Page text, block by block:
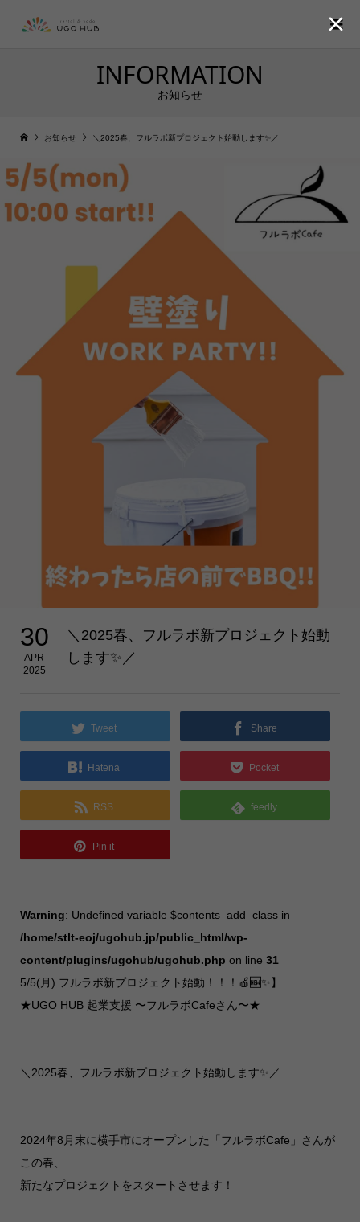
INFORMATION
お知らせ
お知らせ ＼2025春、フルラボ新プロジェクト始動します✨／
30
APR
2025
＼2025春、フルラボ新プロジェクト始動
します✨／
Tweet Share
Hatena Pocket
RSS feedly
Pin it
Warning: Undefined variable $contents_add_class in
/home/stlt-eoj/ugohub.jp/public_html/wp-
content/plugins/ugohub/ugohub.php on line 31
5/5(月) フルラボ新プロジェクト始動！！！🍎🆕✨】
★UGO HUB 起業支援 〜フルラボCafeさん〜★
＼2025春、フルラボ新プロジェクト始動します✨／
2024年8月末に横手市にオープンした「フルラボCafe」さんが
この春、
新たなプロジェクトをスタートさせます！
